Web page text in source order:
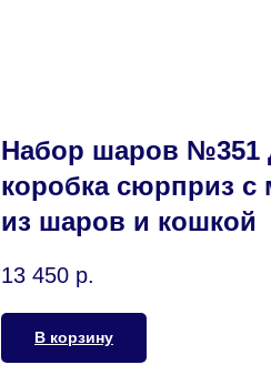
Набор шаров №351
коробка сюрприз
из шаров и кошкой
13 450 р.
В корзину